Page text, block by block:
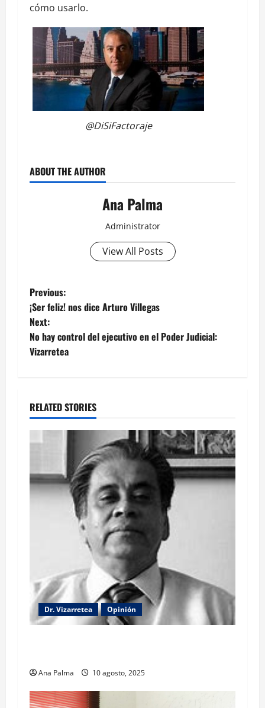
cómo usarlo.
@DiSiFactoraje
ABOUT THE AUTHOR
Ana Palma
Administrator
View All Posts
Post
navigation
Previous:
¡Ser feliz! nos dice Arturo Villegas
Next:
No hay control del ejecutivo en el Poder Judicial:
Vizarretea
RELATED STORIES
Dr. Vizarretea Opinión
Ana Palma 10 agosto, 2025